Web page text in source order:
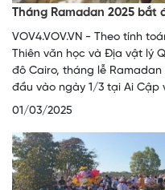
Tháng Ramadan 2025 bắt
VOV4.VOV.VN - Theo tính
Thiên văn học và Địa vật lý
đô Cairo, tháng lễ
đầu vào ngày 1/3 tại Ai
01/03/2025